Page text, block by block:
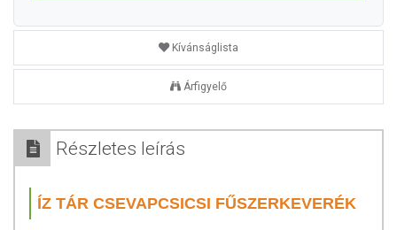
Kívánságlista
Árfigyelő
Részletes leírás
ÍZ TÁR CSEVAPCSICSI FŰSZERKEVERÉK